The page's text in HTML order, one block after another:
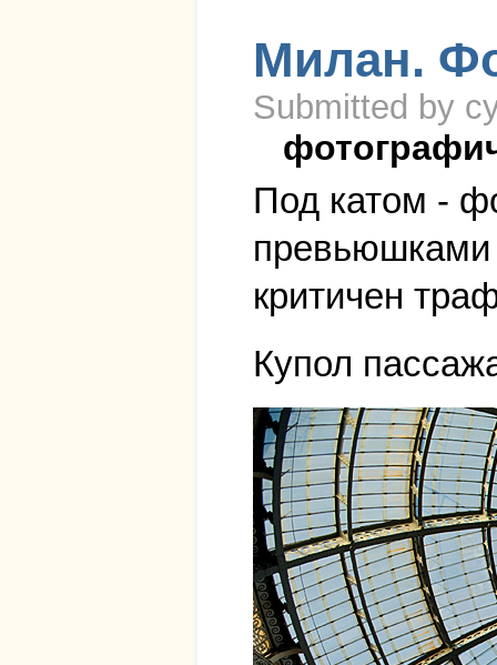
Милан.
Submitted by
Под катом -
превьюшками
критичен
Купол